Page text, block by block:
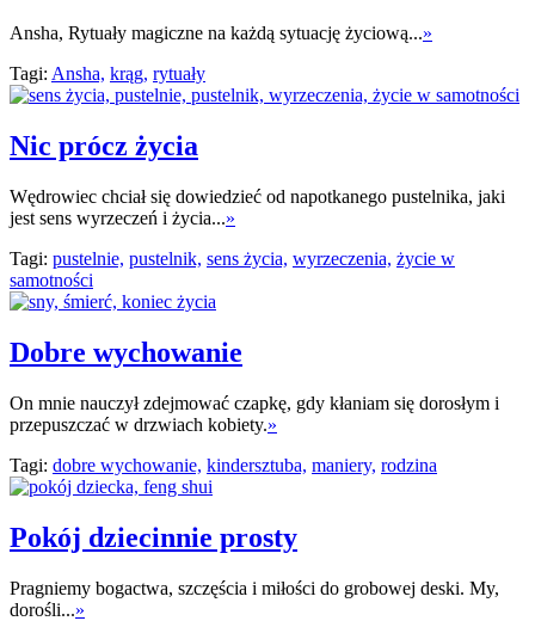
Ansha, Rytuały magiczne na każdą sytuację życiową...»
Tagi: Ansha, krąg, rytuały
Nic prócz życia
Wędrowiec chciał się dowiedzieć od napotkanego pustelnika, jaki
jest sens wyrzeczeń i życia...»
Tagi: pustelnie, pustelnik, sens życia, wyrzeczenia, życie w
samotności
Dobre wychowanie
On mnie nauczył zdejmować czapkę, gdy kłaniam się dorosłym i
przepuszczać w drzwiach kobiety.»
Tagi: dobre wychowanie, kindersztuba, maniery, rodzina
Pokój dziecinnie prosty
Pragniemy bogactwa, szczęścia i miłości do grobowej deski. My,
dorośli...»